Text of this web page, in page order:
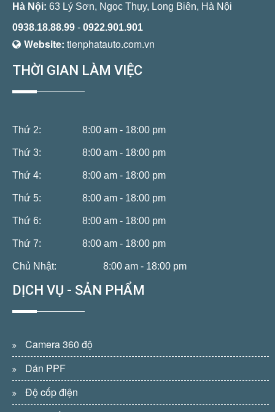
Hà Nội: 63 Lý Sơn, Ngọc Thụy, Long Biên, Hà Nội
0938.18.88.99 - 0922.901.901
Website: tienphatauto.com.vn
THỜI GIAN LÀM VIỆC
Thứ 2: 8:00 am - 18:00 pm
Thứ 3: 8:00 am - 18:00 pm
Thứ 4: 8:00 am - 18:00 pm
Thứ 5: 8:00 am - 18:00 pm
Thứ 6: 8:00 am - 18:00 pm
Thứ 7: 8:00 am - 18:00 pm
Chủ Nhật: 8:00 am - 18:00 pm
DỊCH VỤ - SẢN PHẨM
Camera 360 độ
Dán PPF
Độ cốp điện